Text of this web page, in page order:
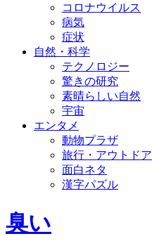
コロナウイルス
病気
症状
自然・科学
テクノロジー
驚きの研究
素晴らしい自然
宇宙
エンタメ
動物プラザ
旅行・アウトドア
面白ネタ
漢字パズル
臭い